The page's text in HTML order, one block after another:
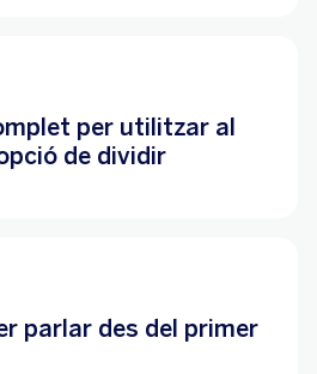
per utilitzar al
de dividir
parlar des del primer